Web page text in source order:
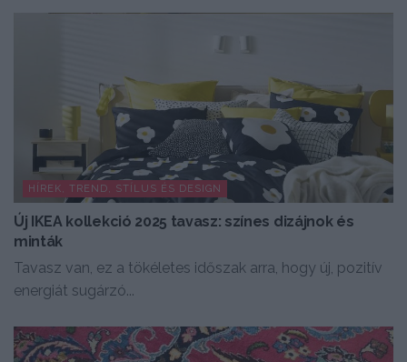
HÍREK, TREND, STÍLUS ÉS DESIGN
Új IKEA kollekció 2025 tavasz: színes dizájnok és
minták
Tavasz van, ez a tökéletes időszak arra, hogy új, pozitív
energiát sugárzó...